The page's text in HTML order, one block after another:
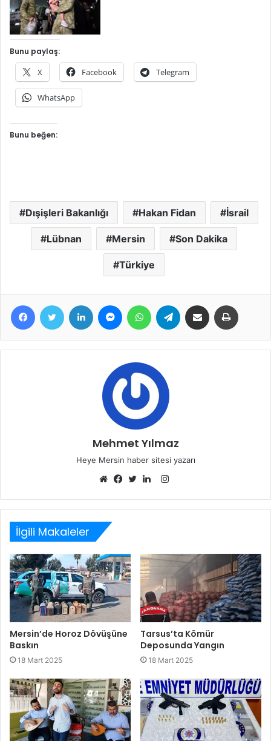
Bunu paylaş:
X Facebook Telegram
WhatsApp
Bunu beğen:
Dışişleri Bakanlığı Hakan Fidan İsrail
Lübnan Mersin Son Dakika
Türkiye
FacebookTwitter LinkedIn MessengerWhatsAppTelegram E-Posta ile paylaş
Mehmet Yılmaz
Heye Mersin haber sitesi yazarı
sitesi
Instagram
İlgili Makaleler
Mersin’de Horoz Dövüşüne
Baskın
18 Mart 2025
Tarsus’ta Kömür
Deposunda Yangın
18 Mart 2025